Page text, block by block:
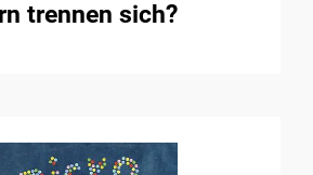
trennen sich?